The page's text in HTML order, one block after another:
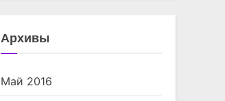
Архивы
Май 2016